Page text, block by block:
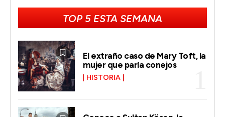
TOP 5 ESTA SEMANA
El extraño caso de Mary Toft, la
mujer que paría conejos
HISTORIA